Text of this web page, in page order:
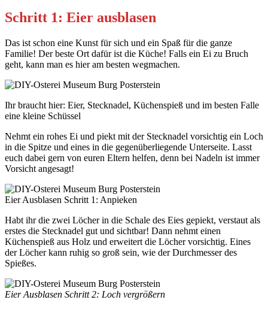
Schritt 1: Eier ausblasen
Das ist schon eine Kunst für sich und ein Spaß für die ganze
Familie! Der beste Ort dafür ist die Küche! Falls ein Ei zu Bruch
geht, kann man es hier am besten wegmachen.
Ihr braucht hier: Eier, Stecknadel, Küchenspieß und im besten Falle
eine kleine Schüssel
Nehmt ein rohes Ei und piekt mit der Stecknadel vorsichtig ein Loch
in die Spitze und eines in die gegenüberliegende Unterseite. Lasst
euch dabei gern von euren Eltern helfen, denn bei Nadeln ist immer
Vorsicht angesagt!
Eier Ausblasen Schritt 1: Anpieken
Habt ihr die zwei Löcher in die Schale des Eies gepiekt, verstaut als
erstes die Stecknadel gut und sichtbar! Dann nehmt einen
Küchenspieß aus Holz und erweitert die Löcher vorsichtig. Eines
der Löcher kann ruhig so groß sein, wie der Durchmesser des
Spießes.
Eier Ausblasen Schritt 2: Loch vergrößern